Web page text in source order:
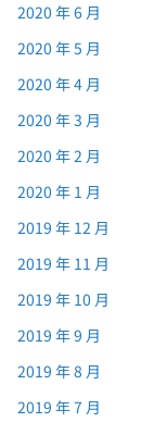
2020 年 6 月
2020 年 5 月
2020 年 4 月
2020 年 3 月
2020 年 2 月
2020 年 1 月
2019 年 12 月
2019 年 11 月
2019 年 10 月
2019 年 9 月
2019 年 8 月
2019 年 7 月